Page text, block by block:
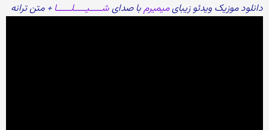
دانلود موزیک ویدئو زیبایمیمیرمبا صدایشـــــیـــــلــــــا+ متن ترانه